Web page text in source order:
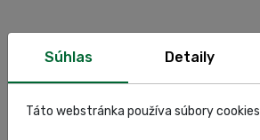
Súhlas Detaily
Táto webstránka používa súbory cookies